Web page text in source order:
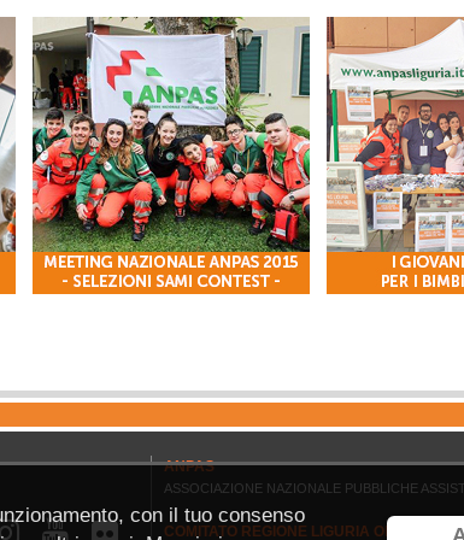
ANPAS
ASSOCIAZIONE NAZIONALE PUBBLICHE
COMITATO REGIONE LIGURIA ODV
con il tuo consenso